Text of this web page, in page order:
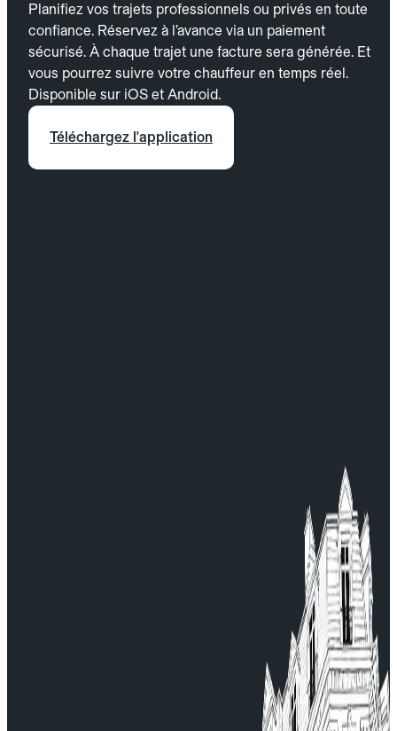
Planifiez vos trajets professionnels ou privés en toute
confiance. Réservez à l’avance via un paiement
sécurisé. À chaque trajet une facture sera générée. Et
vous pourrez suivre votre chauffeur en temps réel.
Disponible sur iOS et Android.
Téléchargez l'application